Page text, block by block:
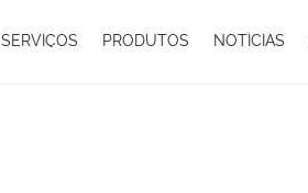
SERVIÇOS PRODUTOS NOTÍCIAS